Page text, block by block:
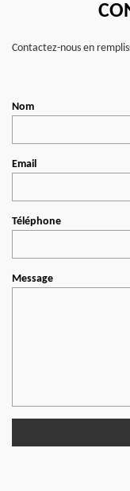
Contactez-nous en
Nom
Email
Téléphone
Message